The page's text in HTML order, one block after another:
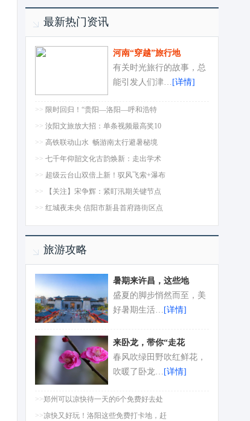
最新热门资讯
河南“穿越”旅行地
有关时光旅行的故事，总
能引发人们津… [详情]
>> 限时回归！“贵阳—洛阳—呼和浩特
>> 汝阳文旅放大招：单条视频最高奖10
>> 高铁联动山水 畅游南太行避暑秘境
>> 七千年仰韶文化古韵焕新：走出学术
>> 超级云台山双倍上新！驭风飞索+瀑布
>>
【关注】宋争辉：紧盯汛期关键节点
>> 红城夜未央 信阳市新县首府路街区点
旅游攻略
暑期来许昌，这些地
盛夏的脚步悄然而至，美
好暑期生活… [详情]
来卧龙，带你“走花
春风吹绿田野吹红鲜花，
吹暖了卧龙… [详情]
>>郑州可以凉快待一天的6个免费好去处
>>凉快又好玩！洛阳这些免费打卡地，赶